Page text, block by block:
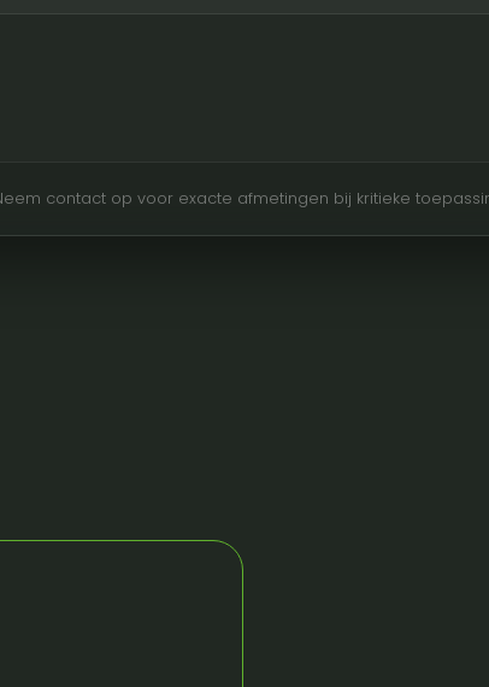
contact op voor exacte afmetingen bij kritieke